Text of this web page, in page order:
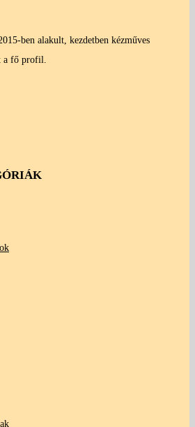
ben alakult, kezdetben kézműves
a fő profil.